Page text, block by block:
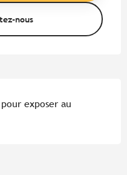
nous
exposer au